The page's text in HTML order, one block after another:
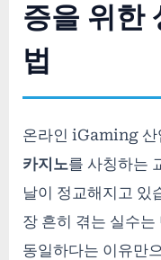
증을 위한
법
온라인 iGaming 산
카지노를 사칭하는
날이 정교해지고 있
장 흔히 겪는 실수
동일하다는 이유만